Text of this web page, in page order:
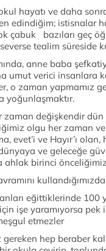
okul hayatı ve daha
edindiğim; istisnalar
çabuk bazıları geç
tealim süreside
anne baba
umut verici insanlara
o zaman yapmamız
yoğunlaşmaktır.
zaman değişkendir
olgu her zaman ve
evet’i ve Hayır’ı
ve geleceğe
ahlak birinci
eğittiklerinde 100
işe yaramıyorsa
etmezler
gereken hep beraber